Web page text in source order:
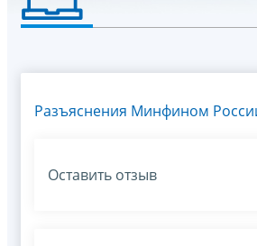
Разъяснения Минфином
Оставить отзыв